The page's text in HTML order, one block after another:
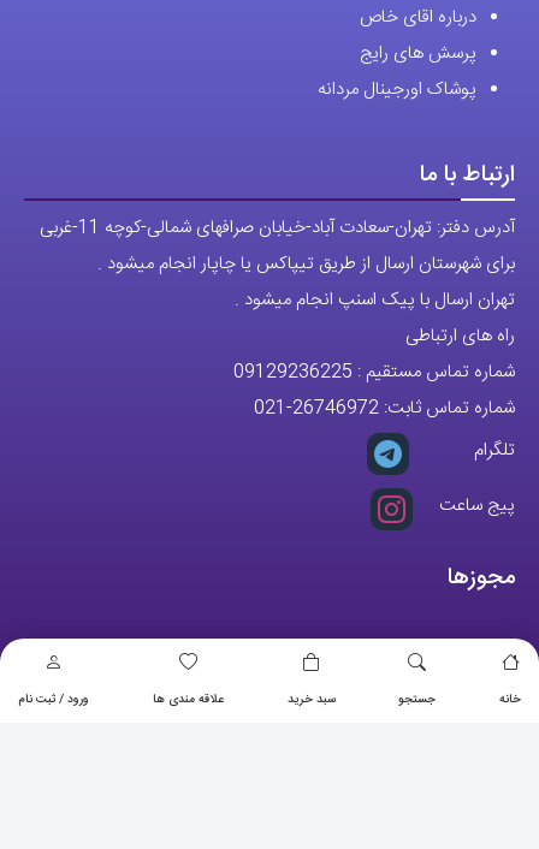
خانه جستجو سبد خرید علاقه مندی ها ورود / ثبت نام
درباره اقای خاص
پرسش های رایج
پوشاک اورجینال مردانه
ارتباط با ما
آدرس دفتر: تهران-سعادت آباد-خیابان صرافهای شمالی-کوچه 11-غربی
برای شهرستان ارسال از طریق تیپاکس یا چاپار انجام میشود .
تهران ارسال با پیک اسنپ انجام میشود .
راه های ارتباطی
شماره تماس مستقیم : 09129236225
شماره تماس ثابت: 26746972
-021
تلگرام
پیج ساعت
مجوزها